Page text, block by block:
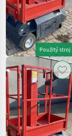
Použitý stroj